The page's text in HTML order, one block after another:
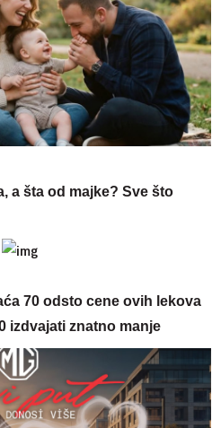
a šta od majke? Sve što
70 odsto cene ovih lekova
izdvajati znatno manje